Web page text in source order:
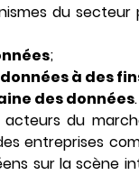
du
;
à des
des données.
du
entreprises
sur la scène